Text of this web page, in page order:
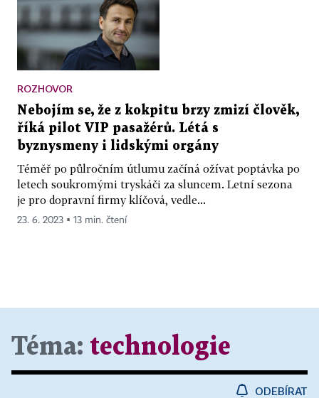
ROZHOVOR
Nebojím se, že z kokpitu brzy zmizí člověk,
říká pilot VIP pasažérů. Létá s
byznysmeny i lidskými orgány
Téměř po půlročním útlumu začíná ožívat poptávka po
letech soukromými tryskáči za sluncem. Letní sezona
je pro dopravní firmy klíčová, vedle...
23. 6. 2023 ▪ 13 min. čtení
Téma: technologie
ODEBÍRAT